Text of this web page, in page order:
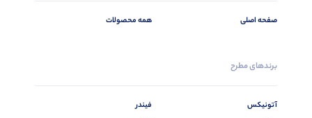
صفحه اصلی همه محصولات
برندهای مطرح
آتونیکس
فیندر